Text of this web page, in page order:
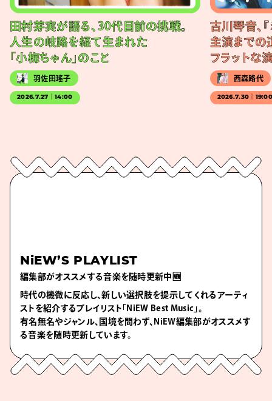
田村芽実が語る、30代目前の挑戦。
人生の岐路を経て生まれた
「小梅ちゃん」のこと
羽佐田瑤子
2026.7.27｜14:00
古川琴音、
主演までの
フラットな
西森路代
2026.7.30｜
NiEW’S PLAYLIST
編集部がオススメする音楽を随時更新中🆕
時代の機微に反応し、新しい選択肢を提示してくれるアーティ
ストを紹介するプレイリスト「NiEW Best Music」。
有名無名やジャンル、国境を問わず、NiEW編集部がオススメす
る音楽を随時更新しています。